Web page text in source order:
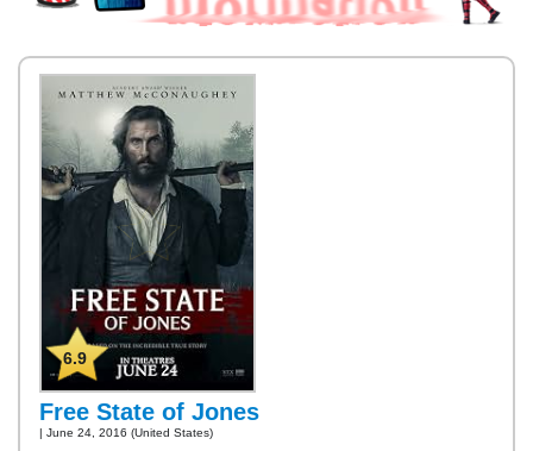
6.9
Free State of Jones
| June 24, 2016 (United States)